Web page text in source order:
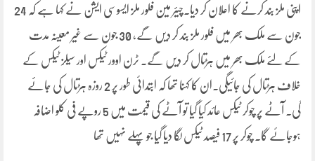
اپنی ملز بند کرنے کا اعلان کر دیا۔چیئر مین فلور ملز ایسوسی ایشن نے کہا ہے کہ 24
جون سے ملک بھر میں فلور ملز بند کر دیں گے، 30 جون سے غیر معینہ مدت
کے لئے ملک بھر میں ہڑتال کر دیں گے۔ ٹرن اوور ٹیکس اور سیلز ٹیکس کے
خلاف ہڑتال کی جائیگی۔ان کا کہنا تھا کہ ابتدائی طور پر 2 روزہ ہڑتال کی جائے
گی۔ آٹے پر چوکر ٹیکس عائد کیا گیا تو آٹے کی قیمت میں 5 روپے فی کلو اضافہ
ہوجائے گا۔ چوکر پر 17 فیصد ٹیکس لگا دیا گیا جو پہلے نہیں تھا